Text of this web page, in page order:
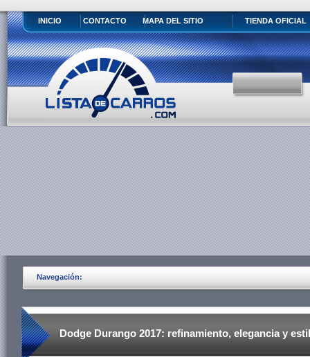
INICIO CONTACTO MAPA DEL SITIO TIENDA OFICIAL
Navegación:
Dodge Durango 2017: refinamiento, elegancia y